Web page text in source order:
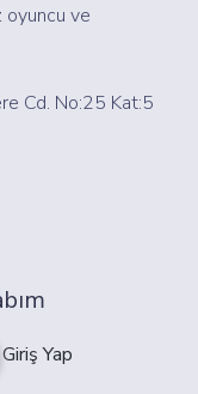
oyuncu ve
Cd. No:25 Kat:5
Giriş Yap